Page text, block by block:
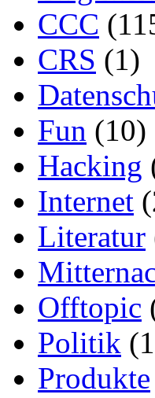
CCC
CRS (1)
Fun (10)
Hacking
Internet
Literatur
Offtopic
Politik
Produkte